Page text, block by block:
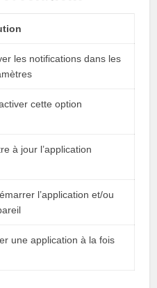
les notifications dans les
cette option
à jour l’application
l’application et/ou
une application à la fois